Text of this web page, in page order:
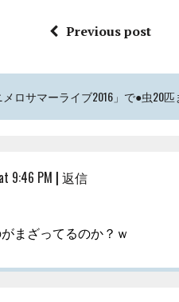
Previous post
メロサマーライブ2016」で●虫20
9:46 PM | 返信
まざってるのか？ｗ